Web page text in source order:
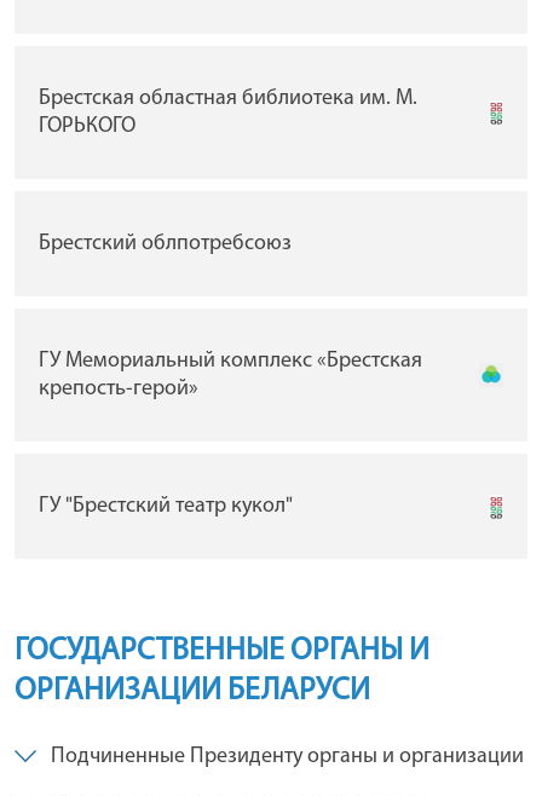
Брестская областная библиотека им. М.
ГОРЬКОГО
Брестский облпотребсоюз
ГУ Мемориальный комплекс «Брестская
крепость-герой»
ГУ "Брестский театр кукол"
ГОСУДАРСТВЕННЫЕ ОРГАНЫ И
ОРГАНИЗАЦИИ БЕЛАРУСИ
Подчиненные Президенту органы и организации